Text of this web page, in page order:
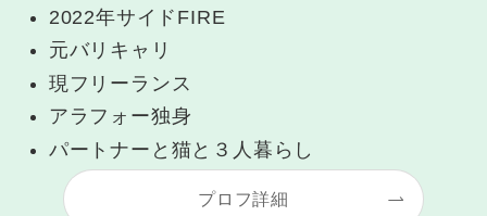
2022年サイドFIRE
元バリキャリ
現フリーランス
アラフォー独身
パートナーと猫と３人暮らし
プロフ詳細